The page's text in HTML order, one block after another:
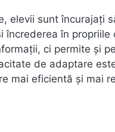
elevii sunt încurajați
în
ci permite și
de adaptare
mai eficientă și mai